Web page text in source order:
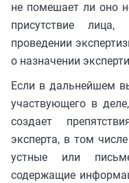
не помешает ли оно
присутствие
проведении
о назначении
Если в дальнейшем
участвующего в
создает
эксперта, в том
устные или
содержащие